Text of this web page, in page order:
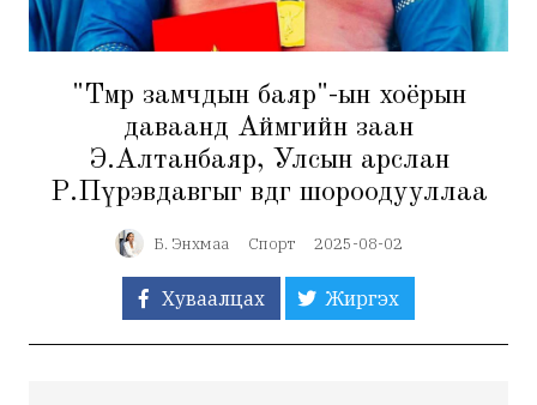
"Төмөр замчдын баяр"-ын хоёрын
даваанд Аймгийн заан
Э.Алтанбаяр, Улсын арслан
Р.Пүрэвдавгыг өвдөг шороодууллаа
Б. Энхмаа Спорт 2025-08-02
Хуваалцах Жиргэх